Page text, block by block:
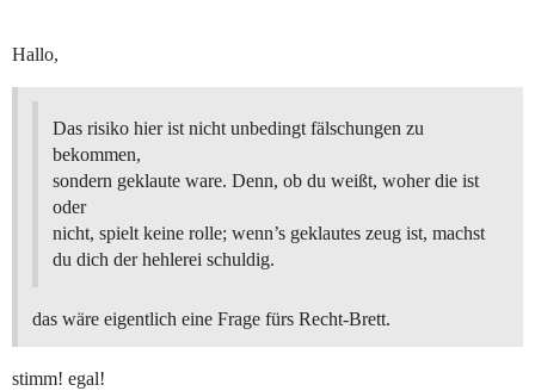
Hallo,
Das risiko hier ist nicht unbedingt fälschungen zu
bekommen,
sondern geklaute ware. Denn, ob du weißt, woher die ist
oder
nicht, spielt keine rolle; wenn’s geklautes zeug ist, machst
du dich der hehlerei schuldig.
das wäre eigentlich eine Frage fürs Recht-Brett.
stimm! egal!